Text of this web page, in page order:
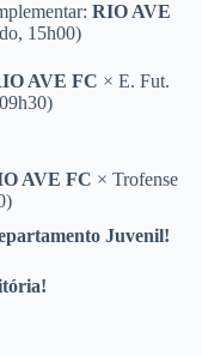
RIO AVE
15h00)
AVE FC × E. Fut.
AVE FC × Trofense
Juvenil!